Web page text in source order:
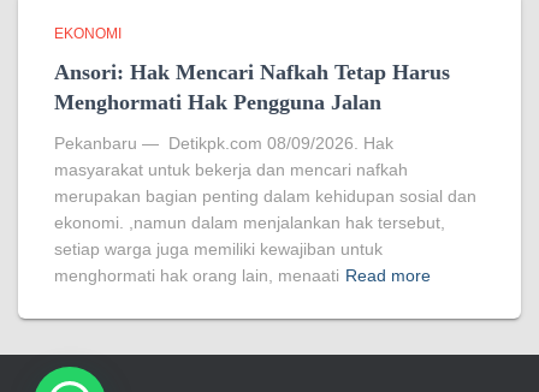
EKONOMI
Ansori: Hak Mencari Nafkah Tetap Harus
Menghormati Hak Pengguna Jalan
Pekanbaru — Detikpk.com 08/09/2026. Hak
masyarakat untuk bekerja dan mencari nafkah
merupakan bagian penting dalam kehidupan sosial dan
ekonomi. ,namun dalam menjalankan hak tersebut,
setiap warga juga memiliki kewajiban untuk
menghormati hak orang lain, menaati Read more